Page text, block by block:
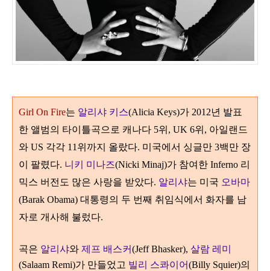
Girl On Fire는 알리샤 키스(Alicia Keys)가 2012년 발표
한 앨범의 타이틀곡으로 캐나다 5위 , UK 6위 , 아일랜드
와 US 각각 11 위까지 올랐다. 미국에서 싱글만 3백만 장
이 팔렸다. 니키 미나즈(Nicki Minaj)가 참여한 Inferno 리
믹스 버전도 많은 사랑을 받았다. 알리샤는 미국 오바마
(Barak Obama) 대통령의 두 번째 취임식에서 화자를 남
자로 개사해 불렀다.
곡은 알리샤와 제프 배스커(Jeff Bhasker), 살람 레미
(Salaam Remi)가 만들었고 빌리 스콰이어(Billy Squier)의